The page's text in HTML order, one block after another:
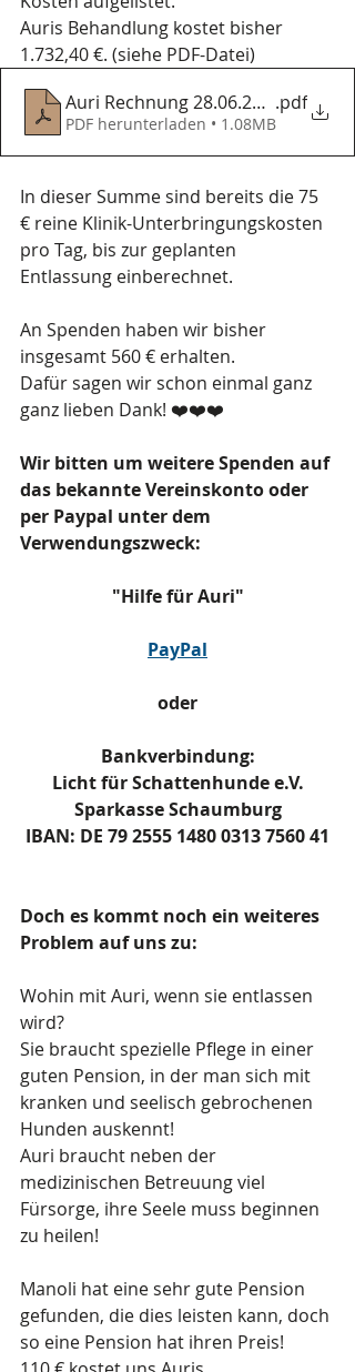
Auris Behandlung kostet bisher
1.732,40 €. (siehe PDF-Datei)
Auri Rechnung 28.06.2021.pdf
PDF herunterladen • 1.08MB
In dieser Summe sind bereits die 75
€ reine Klinik-Unterbringungskosten
pro Tag, bis zur geplanten
Entlassung einberechnet.
An Spenden haben wir bisher
insgesamt 560 € erhalten.
Dafür sagen wir schon einmal ganz
ganz lieben Dank! ❤️❤️❤️
Wir bitten um weitere Spenden auf
das bekannte Vereinskonto oder
per Paypal unter dem
Verwendungszweck:
"Hilfe für Auri"
PayPal
oder
Bankverbindung:
Licht für Schattenhunde e.V.
Sparkasse Schaumburg
IBAN: DE 79 2555 1480 0313 7560 41
Doch es kommt noch ein weiteres
Problem auf uns zu:
Wohin mit Auri, wenn sie entlassen
wird?
Sie braucht spezielle Pflege in einer
guten Pension, in der man sich mit
kranken und seelisch gebrochenen
Hunden auskennt!
Auri braucht neben der
medizinischen Betreuung viel
Fürsorge, ihre Seele muss beginnen
zu heilen!
Manoli hat eine sehr gute Pension
gefunden, die dies leisten kann, doch
so eine Pension hat ihren Preis!